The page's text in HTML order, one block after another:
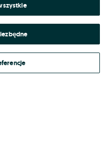
się
z dostawców wskazanych powyżej,
w jego aktualnym brzmieniu.